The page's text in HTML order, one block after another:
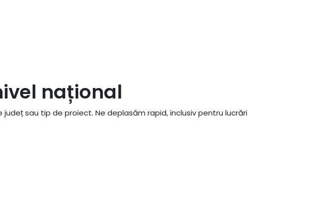
național
județ sau tip de proiect. Ne deplasăm rapid, inclusiv pentru lucrări